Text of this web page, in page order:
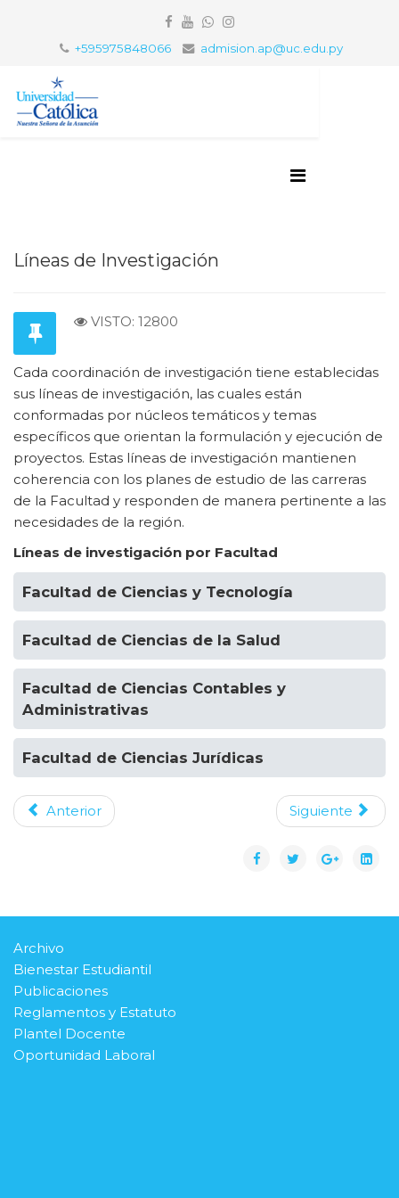
+595975848066 admision.ap@uc.edu.py
Líneas de Investigación
VISTO: 12800
Cada coordinación de investigación tiene establecidas
sus líneas de investigación, las cuales están
conformadas por núcleos temáticos y temas
específicos que orientan la formulación y ejecución de
proyectos. Estas líneas de investigación mantienen
coherencia con los planes de estudio de las carreras
de la Facultad y responden de manera pertinente a las
necesidades de la región.
Líneas de investigación por Facultad
Facultad de Ciencias y Tecnología
Facultad de Ciencias de la Salud
Facultad de Ciencias Contables y
Administrativas
Facultad de Ciencias Jurídicas
Anterior Siguiente
Archivo
Bienestar Estudiantil
Publicaciones
Reglamentos y Estatuto
Plantel Docente
Oportunidad Laboral